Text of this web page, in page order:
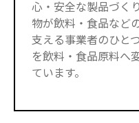
心・安全な製品づく
物が飲料・食品など
支える事業者のひと
を飲料・食品原料へ
ています。